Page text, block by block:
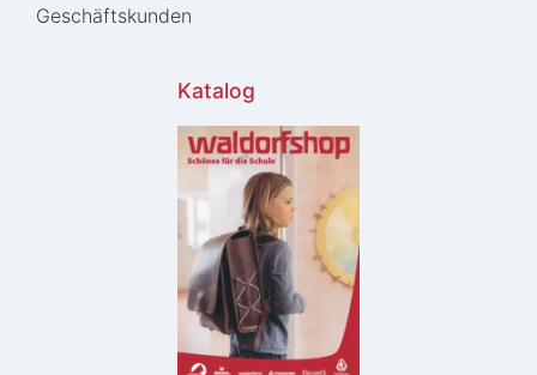
Geschäftskunden
Katalog